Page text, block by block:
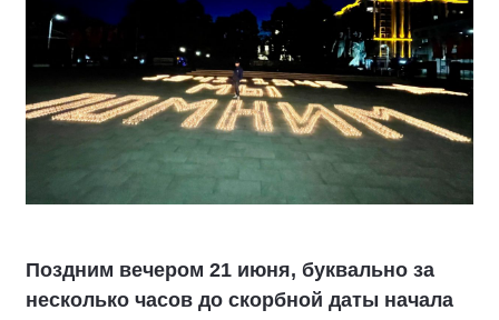
Поздним вечером 21 июня, буквально за
несколько часов до скорбной даты начала